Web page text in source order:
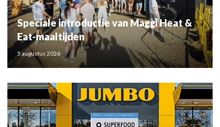
Speciale introductie van Maggi Heat &
Eat-maaltijden
5 augustus 2026